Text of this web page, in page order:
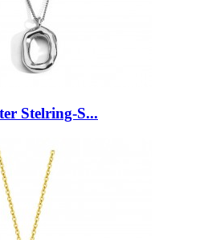
Stelring-S...